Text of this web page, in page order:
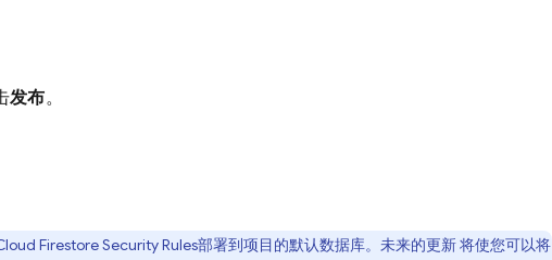
发布。
FirestoreSecurity Rules部署到项目的默认数据库。未来的更新 将使您可以将